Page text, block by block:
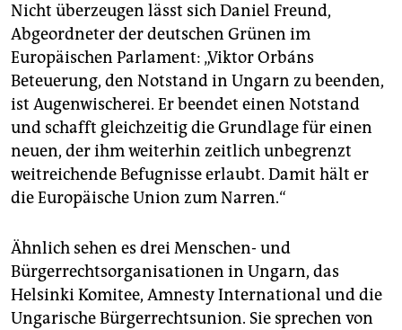
Nicht überzeugen lässt sich Daniel Freund,
Abgeordneter der deutschen Grünen im
Europäischen Parlament: „Viktor Orbáns
Beteuerung, den Notstand in Ungarn zu beenden,
ist Augenwischerei. Er beendet einen Notstand
und schafft gleichzeitig die Grundlage für einen
neuen, der ihm weiterhin zeitlich unbegrenzt
weitreichende Befugnisse erlaubt. Damit hält er
die Europäische Union zum Narren.“
Ähnlich sehen es drei Menschen- und
Bürgerrechtsorganisationen in Ungarn, das
Helsinki Komitee, Amnesty International und die
Ungarische Bürgerrechtsunion. Sie sprechen von